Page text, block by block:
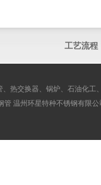
工艺流程
热交换器、锅炉、石油化
温州环星特种不锈钢有限